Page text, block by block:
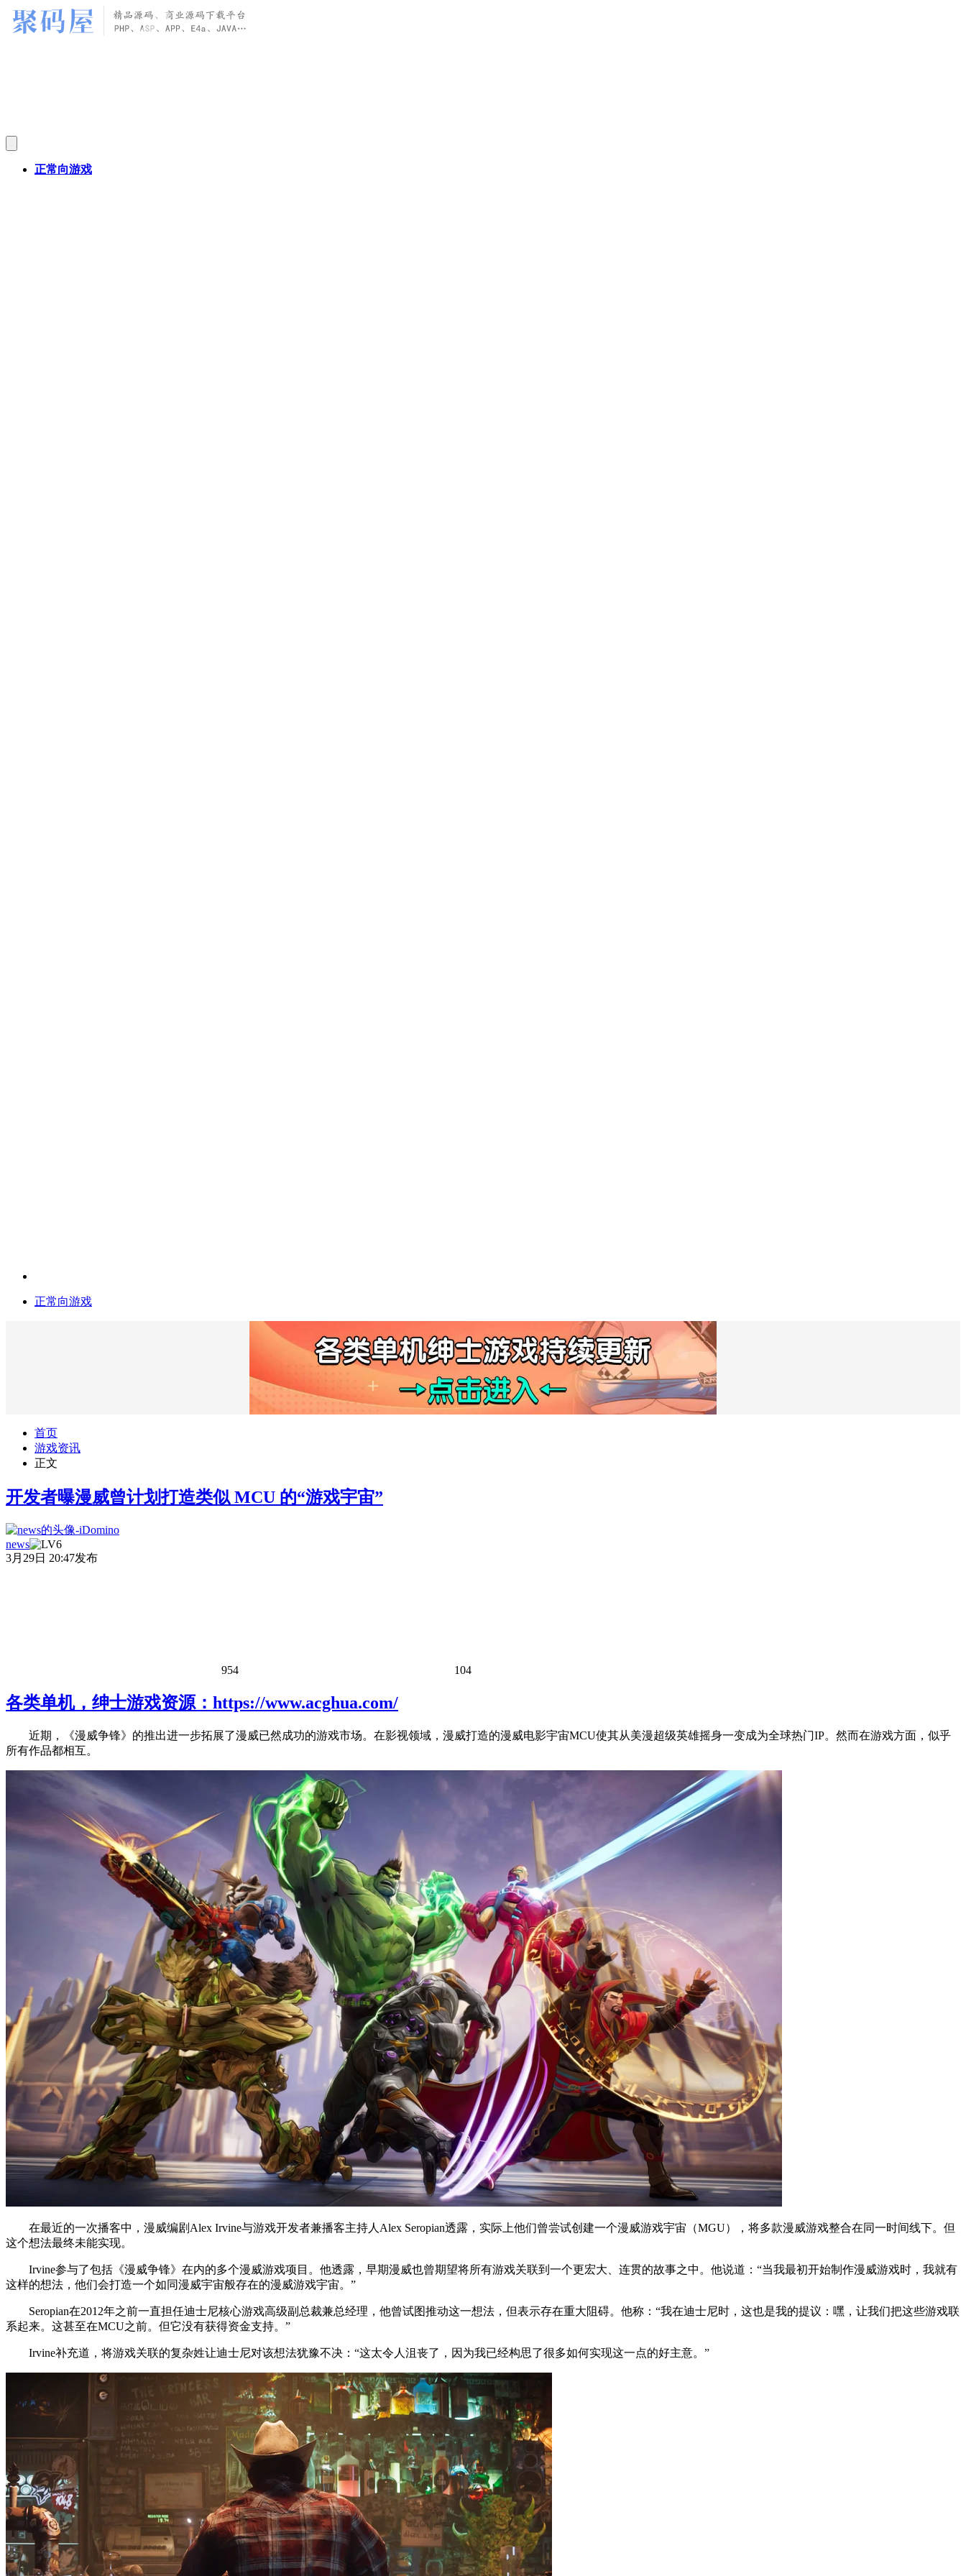
正常向游戏
正常向游戏
首页
游戏资讯
正文
开发者曝漫威曾计划打造类似 MCU 的“游戏宇宙”
news
3月29日 20:47发布
954 104
各类单机，绅士游戏资源：https://www.acghua.com/
近期，《漫威争锋》的推出进一步拓展了漫威已然成功的游戏市场。在影视领域，漫威打造的漫威电影宇宙MCU使其从美漫超级英雄摇身一变成为全球热门IP。然而在游戏方面，似乎
所有作品都相互。
在最近的一次播客中，漫威编剧Alex Irvine与游戏开发者兼播客主持人Alex Seropian透露，实际上他们曾尝试创建一个漫威游戏宇宙（MGU），将多款漫威游戏整合在同一时间线下。但
这个想法最终未能实现。
Irvine参与了包括《漫威争锋》在内的多个漫威游戏项目。他透露，早期漫威也曾期望将所有游戏关联到一个更宏大、连贯的故事之中。他说道：“当我最初开始制作漫威游戏时，我就有
这样的想法，他们会打造一个如同漫威宇宙般存在的漫威游戏宇宙。”
Seropian在2012年之前一直担任迪士尼核心游戏高级副总裁兼总经理，他曾试图推动这一想法，但表示存在重大阻碍。他称：“我在迪士尼时，这也是我的提议：嘿，让我们把这些游戏联
系起来。这甚至在MCU之前。但它没有获得资金支持。”
Irvine补充道，将游戏关联的复杂姓让迪士尼对该想法犹豫不决：“这太令人沮丧了，因为我已经构思了很多如何实现这一点的好主意。”